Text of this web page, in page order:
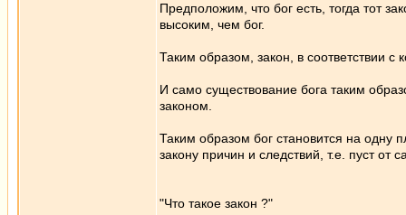
Предположим, что бог есть, тогда тот
высоким, чем бог.
Таким образом, закон, в соответствии
И само существование бога таким
законом.
Таким образом бог становится на одну
закону причин и следствий, т.е. пуст от
"Что такое закон ?"